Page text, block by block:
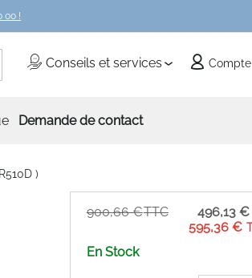
00 !
Conseils et services Compte
Demande de contact
)
595,36 €
496,13 €
900,66 €
En Stock